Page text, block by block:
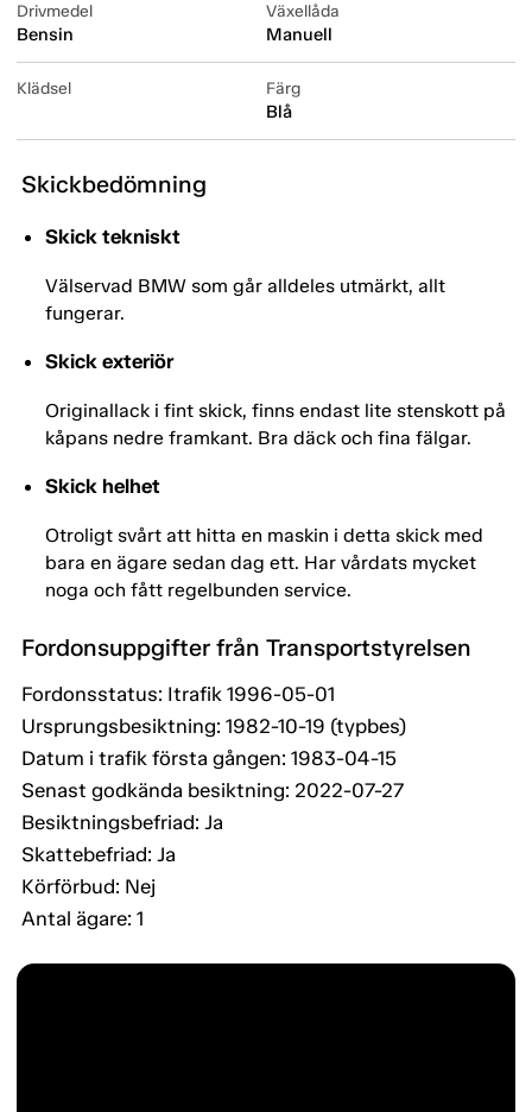
Drivmedel
Bensin
Växellåda
Manuell
Klädsel Färg
Blå
Skickbedömning
Skick tekniskt
Välservad BMW som går alldeles utmärkt, allt
fungerar.
Skick exteriör
Originallack i fint skick, finns endast lite stenskott på
kåpans nedre framkant. Bra däck och fina fälgar.
Skick helhet
Otroligt svårt att hitta en maskin i detta skick med
bara en ägare sedan dag ett. Har vårdats mycket
noga och fått regelbunden service.
Fordonsuppgifter från Transportstyrelsen
Fordonsstatus: Itrafik 1996-05-01
Ursprungsbesiktning: 1982-10-19 (typbes)
Datum i trafik första gången: 1983-04-15
Senast godkända besiktning: 2022-07-27
Besiktningsbefriad: Ja
Skattebefriad: Ja
Körförbud: Nej
Antal ägare: 1